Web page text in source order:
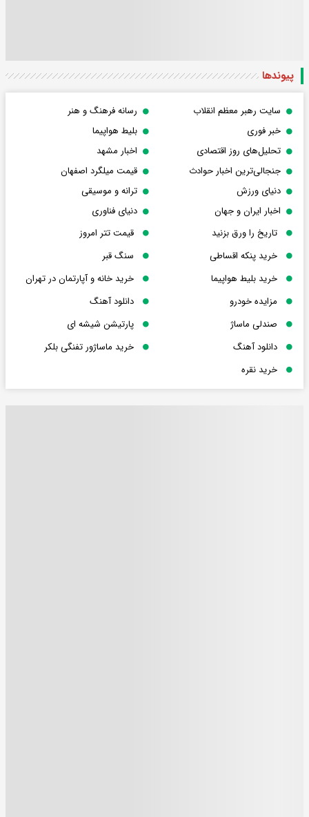
پیوندها
سایت رهبر معظم انقلاب
رسانه فرهنگ و هنر
خبر فوری
بلیط هواپیما
تحلیل‌های روز اقتصادی
اخبار مشهد
جنجالی‌ترین اخبار حوادث
قیمت میلگرد اصفهان
دنیای ورزش
ترانه و موسیقی
اخبار ایران و جهان
دنیای فناوری
تاریخ را ورق بزنید
قیمت تتر امروز
خرید پنکه اقساطی
سنگ قبر
خرید بلیط هواپیما
خرید خانه و آپارتمان در تهران
مزایده خودرو
دانلود آهنگ
صندلی ماساژ
پارتیشن شیشه ای
دانلود آهنگ
خرید ماساژور تفنگی بلکر
خرید نقره